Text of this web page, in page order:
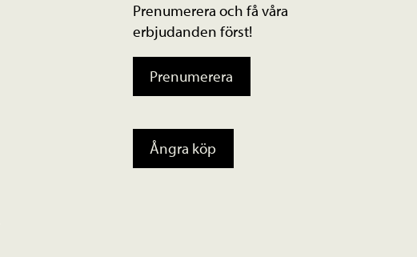
Prenumerera och få våra
erbjudanden först!
Prenumerera
Ångra köp